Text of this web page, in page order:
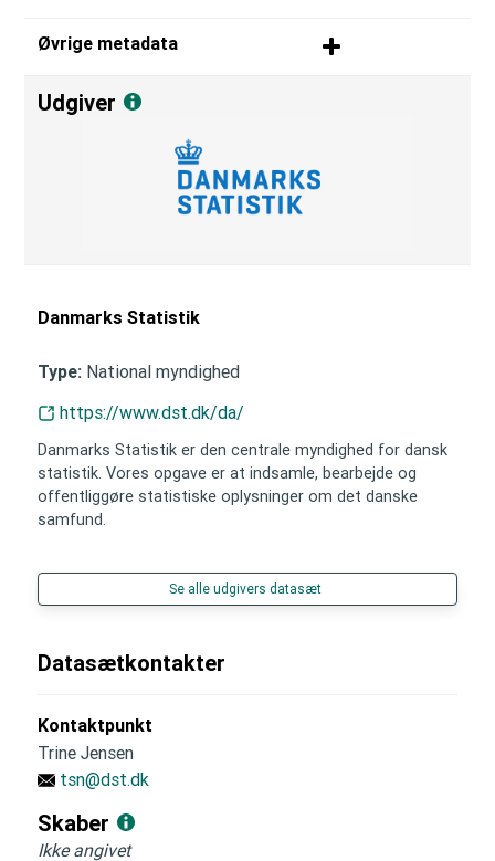
Øvrige metadata
Udgiver
Danmarks Statistik
Type: National myndighed
https://www.dst.dk/da/
Danmarks Statistik er den centrale myndighed for dansk
statistik. Vores opgave er at indsamle, bearbejde og
offentliggøre statistiske oplysninger om det danske
samfund.
Se alle udgivers datasæt
Datasætkontakter
Kontaktpunkt
Trine Jensen
tsn@dst.dk
Skaber
Ikke angivet